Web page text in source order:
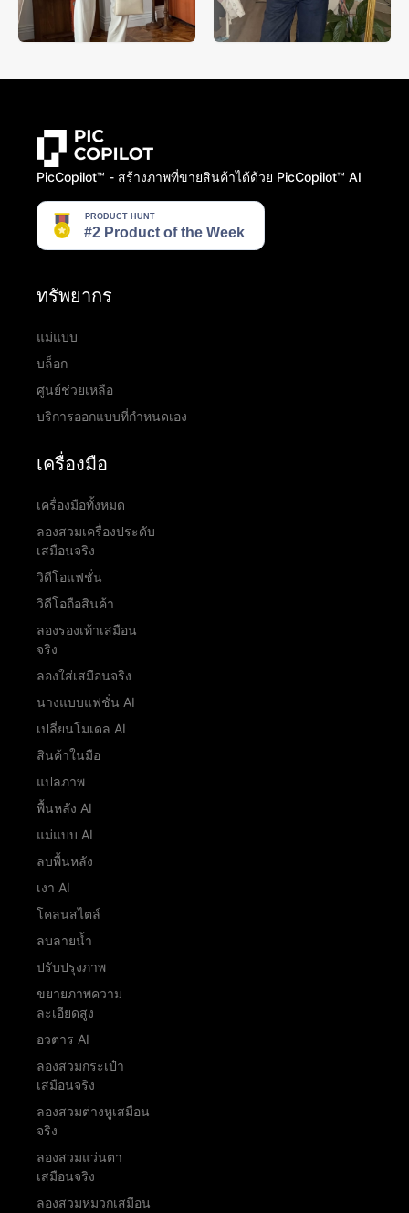
PicCopilot™️ - สร้างภาพที่ขายสินค้าได้ด้วย PicCopilot™️ AI
ทรัพยากร
แม่แบบ
บล็อก
ศูนย์ช่วยเหลือ
บริการออกแบบที่กำหนดเอง
เครื่องมือ
เครื่องมือทั้งหมด
ลองสวมเครื่องประดับ
เสมือนจริง
วิดีโอแฟชั่น
วิดีโอถือสินค้า
ลองรองเท้าเสมือน
จริง
ลองใส่เสมือนจริง
นางแบบแฟชั่น AI
เปลี่ยนโมเดล AI
สินค้าในมือ
แปลภาพ
พื้นหลัง AI
แม่แบบ AI
ลบพื้นหลัง
เงา AI
โคลนสไตล์
ลบลายน้ำ
ปรับปรุงภาพ
ขยายภาพความ
ละเอียดสูง
อวตาร AI
ลองสวมกระเป๋า
เสมือนจริง
ลองสวมต่างหูเสมือน
จริง
ลองสวมแว่นตา
เสมือนจริง
ลองสวมหมวกเสมือน